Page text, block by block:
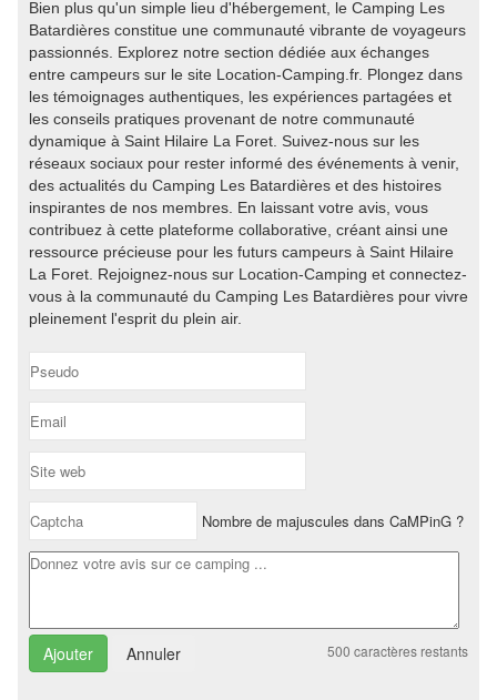
Bien plus qu'un simple lieu d'hébergement, le Camping Les
Batardières constitue une communauté vibrante de voyageurs
passionnés. Explorez notre section dédiée aux échanges
entre campeurs sur le site Location-Camping.fr. Plongez dans
les témoignages authentiques, les expériences partagées et
les conseils pratiques provenant de notre communauté
dynamique à Saint Hilaire La Foret. Suivez-nous sur les
réseaux sociaux pour rester informé des événements à venir,
des actualités du Camping Les Batardières et des histoires
inspirantes de nos membres. En laissant votre avis, vous
contribuez à cette plateforme collaborative, créant ainsi une
ressource précieuse pour les futurs campeurs à Saint Hilaire
La Foret. Rejoignez-nous sur Location-Camping et connectez-
vous à la communauté du Camping Les Batardières pour vivre
pleinement l'esprit du plein air.
Nombre de majuscules dans CaMPinG ?
Annuler 500 caractères restants